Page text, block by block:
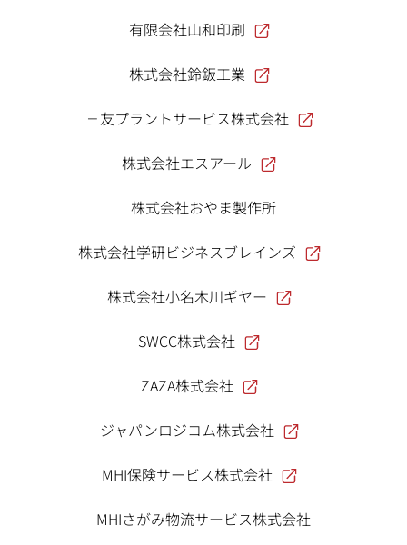
有限会社山和印刷
株式会社鈴鈑工業
三友プラントサービス株式会社
株式会社エスアール
株式会社おやま製作所
株式会社学研ビジネスブレインズ
株式会社小名木川ギヤー
SWCC株式会社
ZAZA株式会社
ジャパンロジコム株式会社
MHI保険サービス株式会社
MHIさがみ物流サービス株式会社